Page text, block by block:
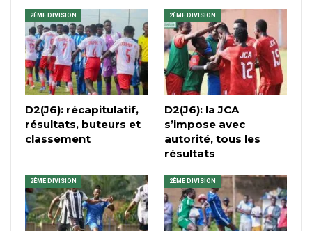
2ÈME DIVISION
D2(J6): récapitulatif,
résultats, buteurs et
classement
2ÈME DIVISION
D2(J6): la JCA
s’impose avec
autorité, tous les
résultats
2ÈME DIVISION 2ÈME DIVISION